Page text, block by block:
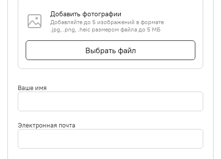
Добавить фотографии
Добавляйте до 5 изображений в формате
.jpg, .png, .heic размером файла до 5 МБ
Выбрать файл
Ваше имя
Электронная почта